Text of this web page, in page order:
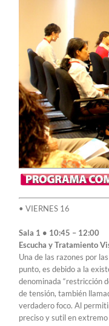
• VIERNES 16
Sala 1 • 10:45 – 12:00
Escucha y Tratamiento
Una de las razones por
punto, es debido a la
denominada “restricción
de tensión, también
verdadero foco. Al
preciso y sutil en